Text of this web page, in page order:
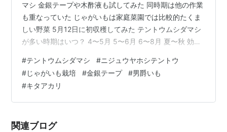
マシ 金銀テープや木酢液も試してみた 同時期は他の作業
も重なっていた じゃがいもは家庭菜園では比較的たくま
しい野菜 5月12日に初収穫してみた テントウムシダマシ
が多い時期はいつ？ 4〜5月 5〜6月 6〜8月 夏〜秋 効果
察していると必ず発見がある まとめ｜テントウムシダマ
シ被害とどう付き合うか 4月後半、じゃがいもに大量発
生していたテントウムシダマシ 4月後半、いつも拝読さ
せていただいている家庭菜園ブログで、「じゃがいもに
時の様子はこ…
#テントウムシダマシ #ニジュウヤホシテントウ
#じゃがいも栽培 #金銀テープ #男爵いも
#キタアカリ
関連ブログ